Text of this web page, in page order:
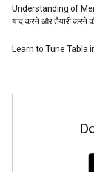
Understanding of
याद करने और तैयारी करने
Learn to Tune Tabla